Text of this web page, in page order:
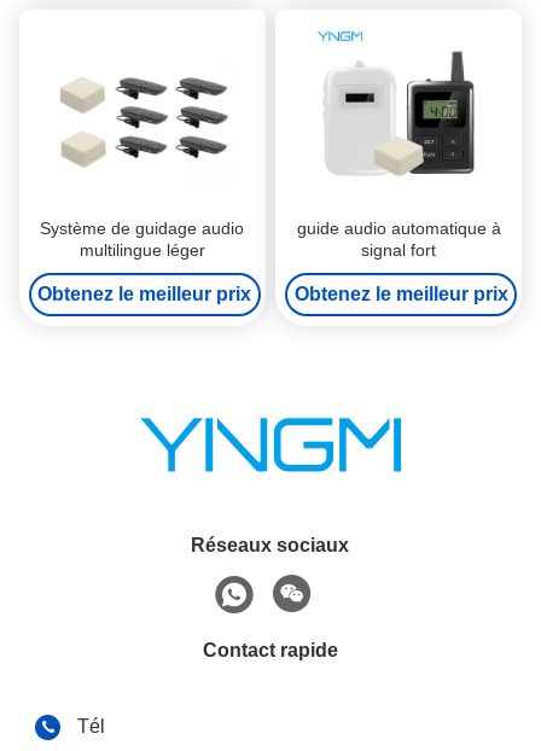
Système de guidage audio
multilingue léger
Obtenez le meilleur prix
guide audio automatique à
signal fort
Obtenez le meilleur prix
Réseaux sociaux
Contact rapide
Tél